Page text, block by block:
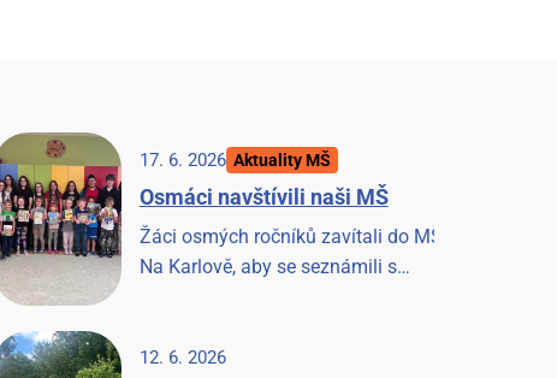
17. 6. 2026 Aktuality MŠ
Osmáci navštívili naši MŠ
Žáci osmých ročníků zavítali do MŠ
Na Karlově, aby se seznámili s
si užili všichni.
12. 6. 2026